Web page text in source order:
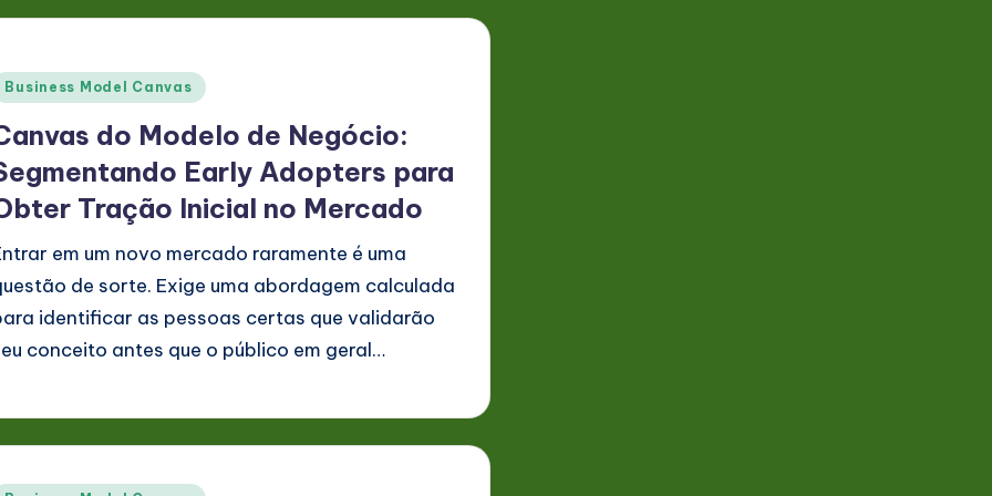
Business Model Canvas
do Modelo de Negócio:
Early Adopters para
Tração Inicial no Mercado
em um novo mercado raramente é uma
de sorte. Exige uma abordagem calculada
identificar as pessoas certas que validarão
conceito antes que o público em geral…